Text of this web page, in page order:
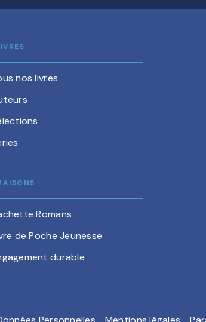
nos livres
Romans
de Poche Jeunesse
durable